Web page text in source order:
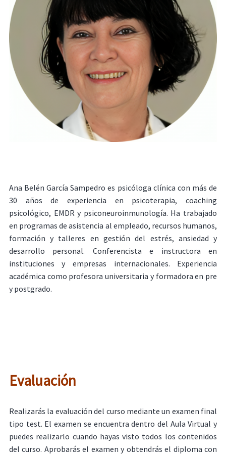
Ana Belén García Sampedro es psicóloga clínica con más de
30 años de experiencia en psicoterapia, coaching
psicológico, EMDR y psiconeuroinmunología. Ha trabajado
en programas de asistencia al empleado, recursos humanos,
formación y talleres en gestión del estrés, ansiedad y
desarrollo personal. Conferencista e instructora en
instituciones y empresas internacionales. Experiencia
académica como profesora universitaria y formadora en pre
y postgrado.
Evaluación
Realizarás la evaluación del curso mediante un examen final
tipo test. El examen se encuentra dentro del Aula Virtual y
puedes realizarlo cuando hayas visto todos los contenidos
del curso. Aprobarás el examen y obtendrás el diploma con